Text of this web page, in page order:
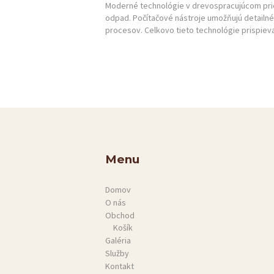
Moderné technológie v drevospracujúcom
odpad. Počítačové nástroje umožňujú
procesov. Celkovo tieto technológie
Menu
Domov
O nás
Obchod
Košík
Galéria
Služby
Kontakt